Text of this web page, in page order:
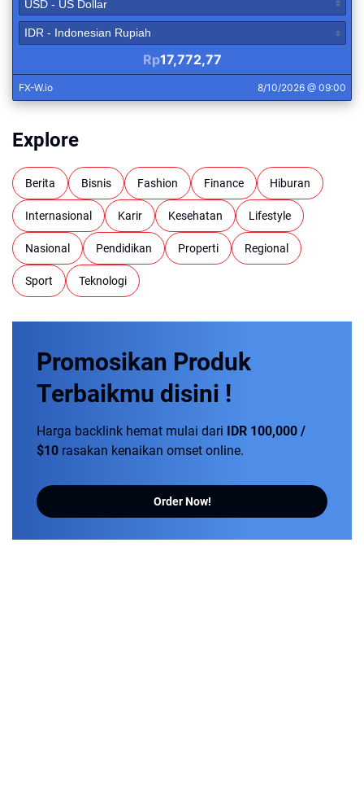
Explore
Berita Bisnis Fashion Finance Hiburan
Internasional Karir Kesehatan Lifestyle
Nasional Pendidikan Properti Regional
Sport Teknologi
Promosikan Produk
Terbaikmu disini !
Harga backlink hemat mulai dari
IDR 100,000 /
$10 rasakan kenaikan omset online.
Order Now!